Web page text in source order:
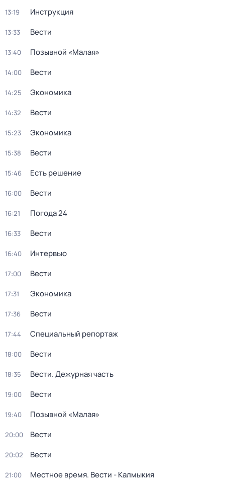
13:19 Инструкция
13:33 Вести
13:40 Позывной «Малая»
14:00 Вести
14:25 Экономика
14:32 Вести
15:23 Экономика
15:38 Вести
15:46 Есть решение
16:00 Вести
16:21 Погода 24
16:33 Вести
16:40 Интервью
17:00 Вести
17:31 Экономика
17:36 Вести
17:44 Специальный репортаж
18:00 Вести
18:35 Вести. Дежурная часть
19:00 Вести
19:40 Позывной «Малая»
20:00 Вести
20:02 Вести
21:00 Местное время. Вести - Калмыкия